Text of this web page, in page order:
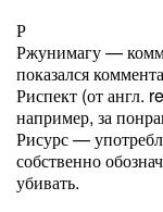
Р
Ржунимагу —
показался
Риспект (от англ.
например, за
Рисурс —
собственно
убивать.